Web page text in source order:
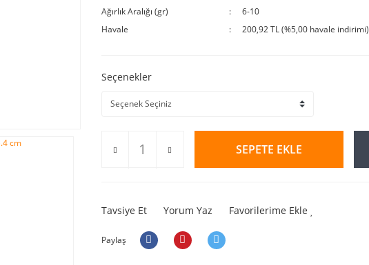
Ağırlık Aralığı (gr)
6-10
Havale
200,92 TL (%5,00 havale indirimi)
Seçenekler
SEPETE EKLE
Tavsiye Et Yorum Yaz Favorilerime Ekle
Paylaş